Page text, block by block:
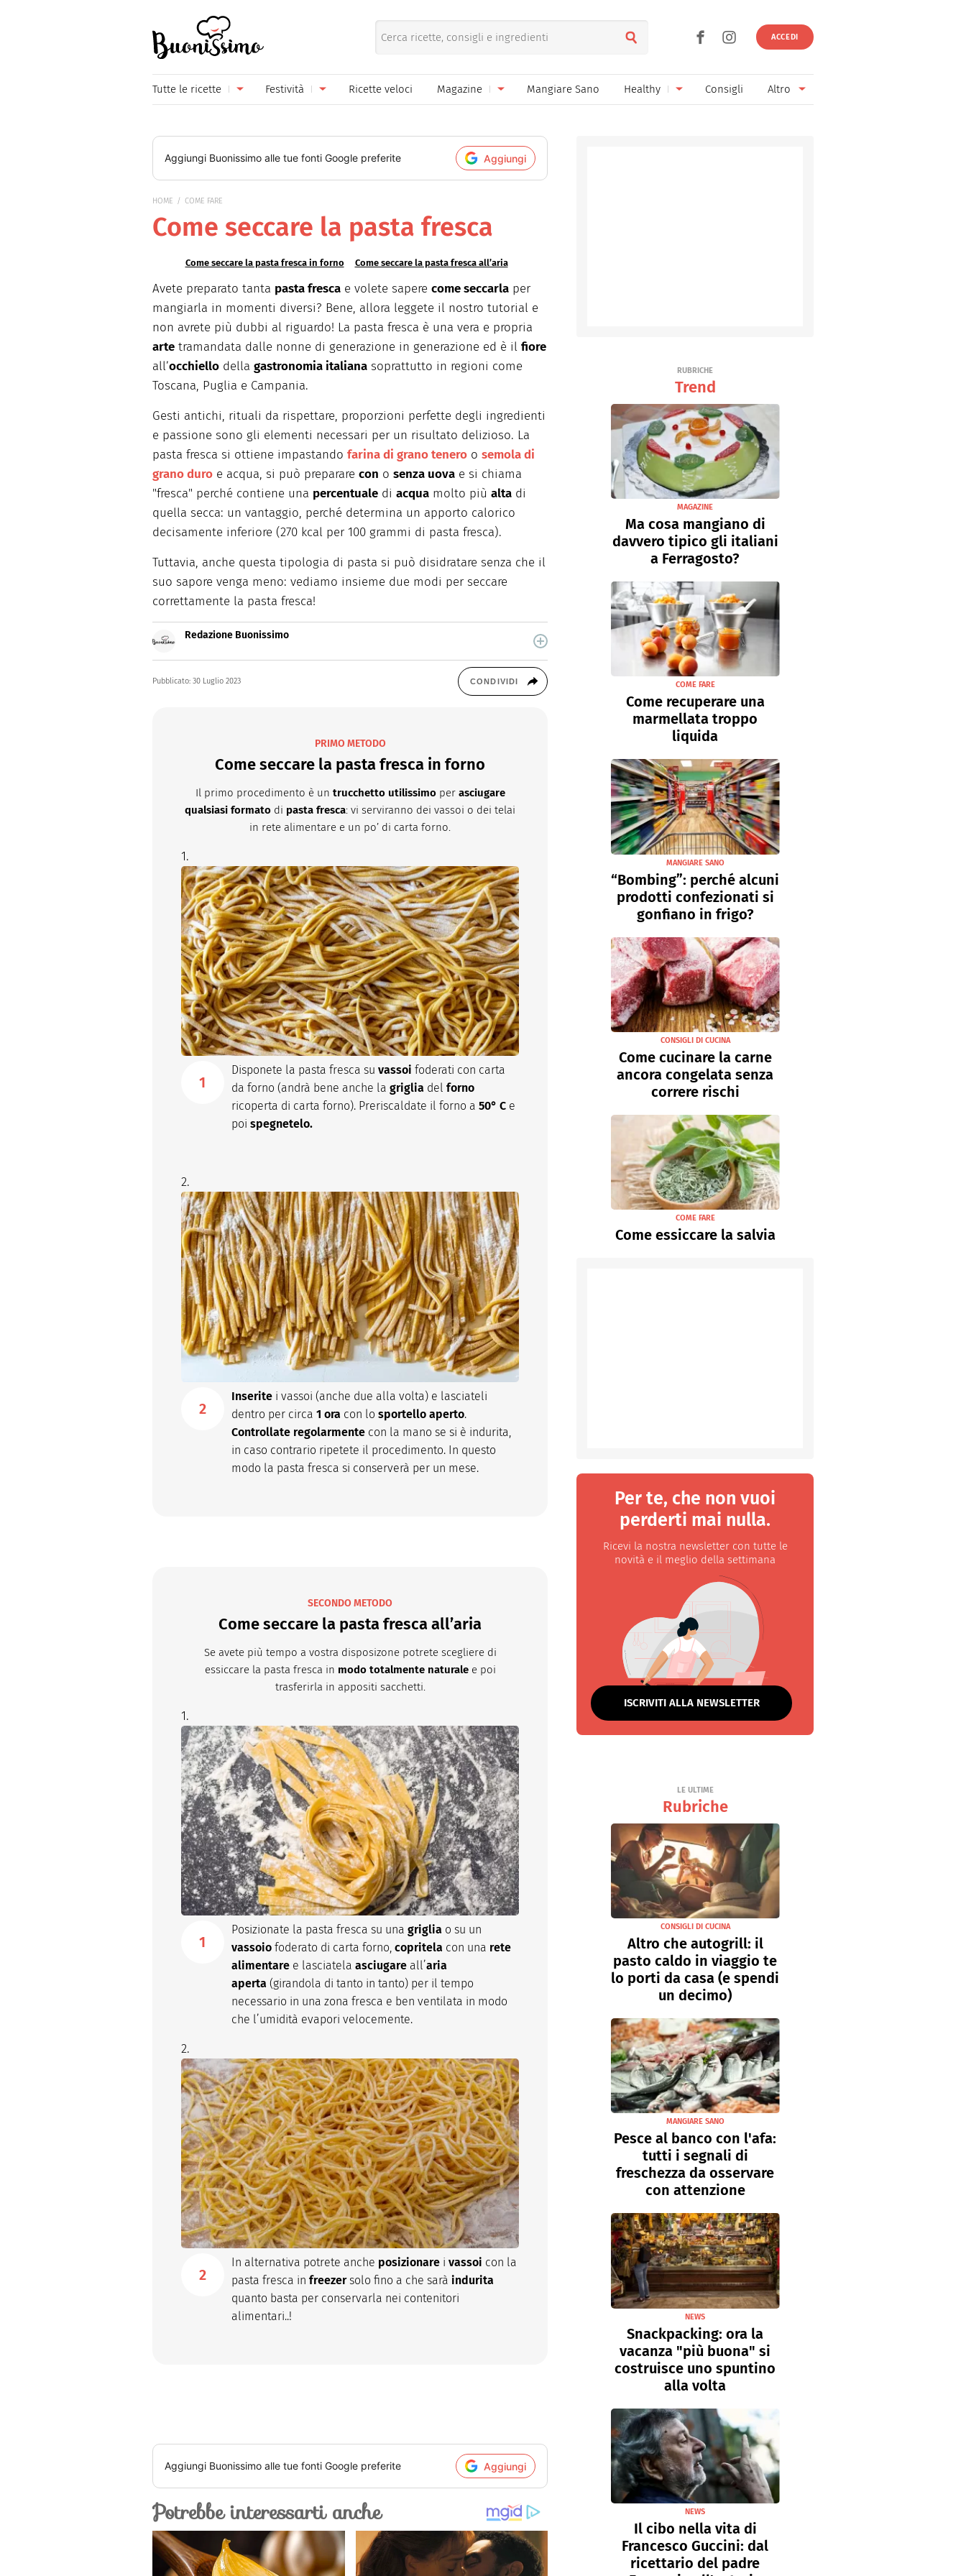
ACCEDI
Tutte le ricette
Primi piatti Pane pizza focacce
Secondi piatti Salse e sughi
Marmellate e confetture
Conserve
Formaggi Ricette di base
Frutta
Dolci
Festività
Carnevale
Festa della Donna
Festa della Mamma
Festa del Papà
Halloween
Pasqua
San Valentino
Ricette veloci Magazine Mangiare Sano Healthy Consigli Altro
Aggiungi Buonissimo alle tue fonti Google preferite Aggiungi
HOME COME FARE
Come seccare la pasta fresca
Come seccare la pasta fresca in forno Come seccare la pasta fresca all’aria
Avete preparato tanta pasta fresca e volete sapere come seccarla per
mangiarla in momenti diversi? Bene, allora leggete il nostro tutorial e
non avrete più dubbi al riguardo! La pasta fresca è una vera e propria
arte tramandata dalle nonne di generazione in generazione ed è il fiore
all’occhiello della gastronomia italiana soprattutto in regioni come
Toscana, Puglia e Campania.
Gesti antichi, rituali da rispettare, proporzioni perfette degli ingredienti
e passione sono gli elementi necessari per un risultato delizioso. La
pasta fresca si ottiene impastando farinadi grano tenero o semoladi
grano duro e acqua, si può preparare con o senza uova e si chiama
"fresca" perché contiene una percentuale di acqua molto più alta di
quella secca: un vantaggio, perché determina un apporto calorico
decisamente inferiore (270 kcal per 100 grammi di pasta fresca).
Tuttavia, anche questa tipologia di pasta si può disidratare senza che il
suo sapore venga meno: vediamo insieme due modi per seccare
correttamente la pasta fresca!
Redazione Buonissimo
Buonissimo è il magazine di cucina di Italiaonline nel quale trovi idee veloci,
facili e spiegate passo passo.
Pubblicato: 30 Luglio 2023 CONDIVIDI
PRIMO METODO
Come seccare la pasta fresca in forno
Il primo procedimento è un trucchetto utilissimoper asciugare
qualsiasi formato di pasta fresca: vi serviranno dei vassoi o dei telai
in rete alimentare e un po’ di carta forno.
Disponete la pasta fresca su vassoi foderati con carta
da forno (andrà bene anche la griglia del forno
ricoperta di carta forno). Preriscaldate il forno a 50° C e
poi spegnetelo.
Inserite i vassoi (anche due alla volta) e lasciateli
dentro per circa 1 ora con lo sportello aperto.
Controllate regolarmente con la mano se si è indurita,
in caso contrario ripetete il procedimento. In questo
modo la pasta fresca si conserverà per un mese.
SECONDO METODO
Come seccare la pasta fresca all’aria
Se avete più tempo a vostra disposizone potrete scegliere di
essiccare la pasta fresca in modo totalmente naturalee poi
trasferirla in appositi sacchetti.
Posizionate la pasta fresca su una griglia o su un
vassoio foderato di carta forno, copritela con una rete
alimentare e lasciatela asciugare all’aria
aperta (girandola di tanto in tanto) per il tempo
necessario in una zona fresca e ben ventilata in modo
che l’umidità evapori velocemente.
In alternativa potrete anche posizionare i vassoi con la
pasta fresca in freezersolo fino a che sarà indurita
quanto basta per conservarla nei contenitori
alimentari..!
Aggiungi Buonissimo alle tue fonti Google preferite Aggiungi
RUBRICHE
Trend
MAGAZINE
Ma cosa mangiano di
davvero tipico gli italiani
a Ferragosto?
COME FARE
Come recuperare una
marmellata troppo
liquida
MANGIARE SANO
“Bombing”: perché alcuni
prodotti confezionati si
gonfiano in frigo?
CONSIGLI DI CUCINA
Come cucinare la carne
ancora congelata senza
correre rischi
COME FARE
Come essiccare la salvia
Per te, che non vuoi
perderti mai nulla.
Ricevi la nostra newsletter con tutte le
novità e il meglio della settimana
ISCRIVITI ALLA NEWSLETTER
LE ULTIME
Rubriche
CONSIGLI DI CUCINA
Altro che autogrill: il
pasto caldo in viaggio te
lo porti da casa (e spendi
un decimo)
MANGIARE SANO
Pesce al banco con l'afa:
tutti i segnali di
freschezza da osservare
con attenzione
NEWS
Snackpacking: ora la
vacanza "più buona" si
costruisce uno spuntino
alla volta
NEWS
Il cibo nella vita di
Francesco Guccini: dal
ricettario del padre